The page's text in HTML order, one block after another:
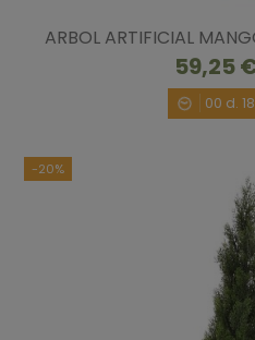
ARBOL ARTIFICIAL
59,25
00 d. 18
-20%